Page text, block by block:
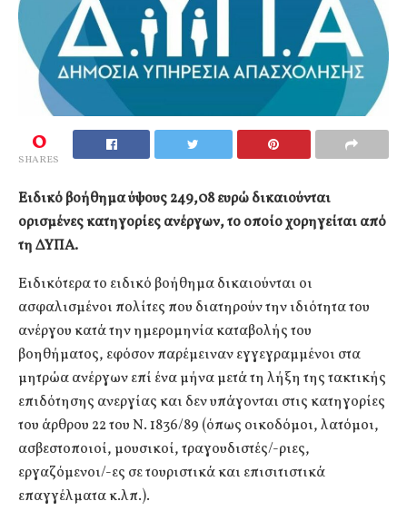
0
SHARES
Ειδικό βοήθημα ύψους 249,08 ευρώ δικαιούνται
ορισμένες κατηγορίες ανέργων, το οποίο χορηγείται από
τη ΔΥΠΑ.
Ειδικότερα το ειδικό βοήθημα δικαιούνται οι
ασφαλισμένοι πολίτες που διατηρούν την ιδιότητα του
ανέργου κατά την ημερομηνία καταβολής του
βοηθήματος, εφόσον παρέμειναν εγγεγραμμένοι στα
μητρώα ανέργων επί ένα μήνα μετά τη λήξη της τακτικής
επιδότησης ανεργίας και δεν υπάγονται στις κατηγορίες
του άρθρου 22 του Ν. 1836/89 (όπως οικοδόμοι, λατόμοι,
ασβεστοποιοί, μουσικοί, τραγουδιστές/-ριες,
εργαζόμενοι/-ες σε τουριστικά και επισιτιστικά
επαγγέλματα κ.λπ.).